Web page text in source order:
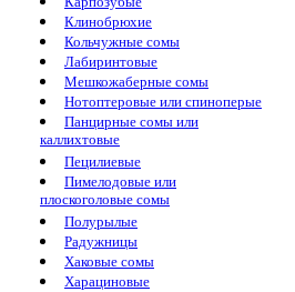
Клинобрюхие
Кольчужные сомы
Лабиринтовые
Мешкожаберные сомы
Нотоптеровые или спиноперые
Панцирные сомы или
каллихтовые
Пецилиевые
Пимелодовые или
плоскоголовые сомы
Полурылые
Радужницы
Хаковые сомы
Харациновые